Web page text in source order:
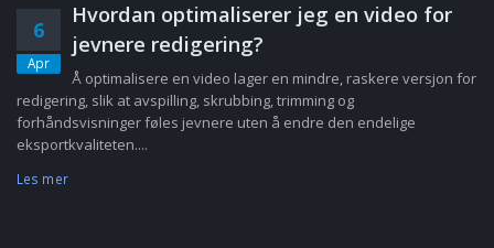
6
Apr
Hvordan optimaliserer jeg en video for
jevnere redigering?
Å optimalisere en video lager en mindre, raskere versjon for
redigering, slik at avspilling, skrubbing, trimming og
forhåndsvisninger føles jevnere uten å endre den endelige
eksportkvaliteten....
Les mer